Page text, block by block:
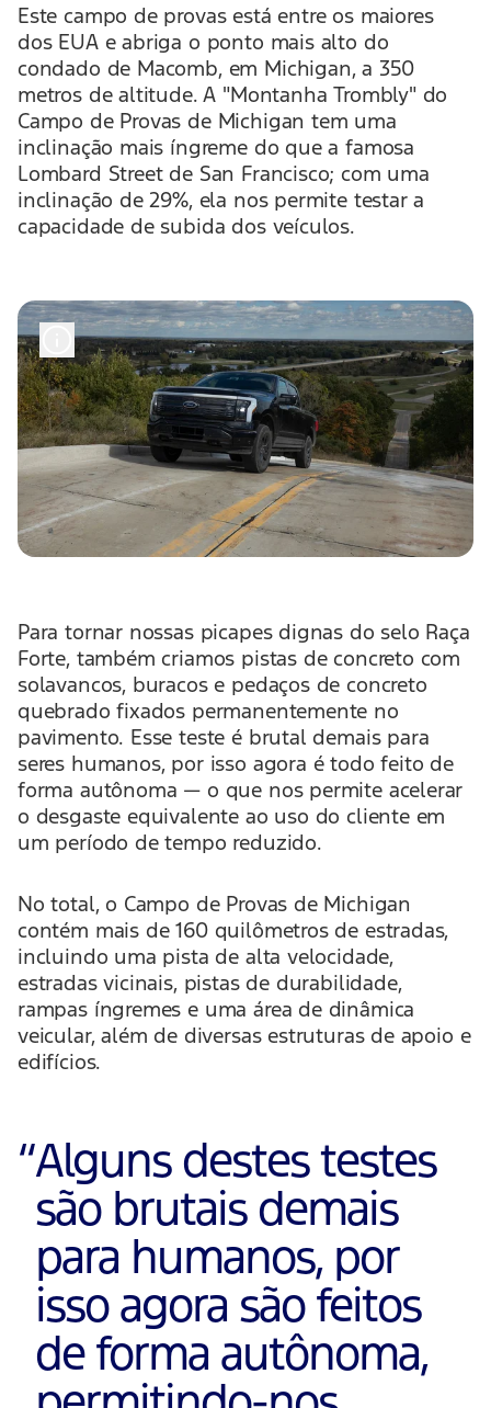
Este campo de provas está entre os maiores
dos EUA e abriga o ponto mais alto do
condado de Macomb, em Michigan, a 350
metros de altitude. A "Montanha Trombly" do
Campo de Provas de Michigan tem uma
inclinação mais íngreme do que a famosa
Lombard Street de San Francisco; com uma
inclinação de 29%, ela nos permite testar a
capacidade de subida dos veículos.
Para tornar nossas picapes dignas do selo Raça
Forte, também criamos pistas de concreto com
solavancos, buracos e pedaços de concreto
quebrado fixados permanentemente no
pavimento. Esse teste é brutal demais para
seres humanos, por isso agora é todo feito de
forma autônoma — o que nos permite acelerar
o desgaste equivalente ao uso do cliente em
um período de tempo reduzido.
No total, o Campo de Provas de Michigan
contém mais de 160 quilômetros de estradas,
incluindo uma pista de alta velocidade,
estradas vicinais, pistas de durabilidade,
rampas íngremes e uma área de dinâmica
veicular, além de diversas estruturas de apoio e
edifícios.
“Alguns destes testes
são brutais demais
para humanos, por
isso agora são feitos
de forma autônoma,